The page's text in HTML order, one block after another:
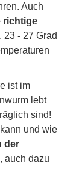
Auch
richtige
23 - 27 Grad
ist im
lebt
sind!
und wie
der
auch dazu